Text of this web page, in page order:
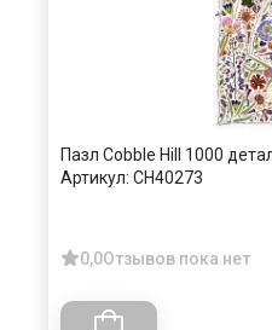
Пазл Cobble Hill 1000
Артикул: CH40273
0,0Отзывов пока нет